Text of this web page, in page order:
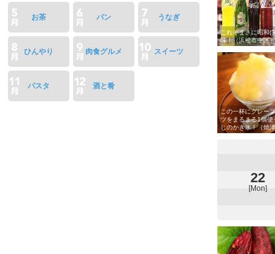
お茶 パン うなぎ
ひんやり 肉食グルメ スイーツ
パスタ 酒と肴
これぞまさに昭和(
味！（浜松市中区）
この一杯にグレー
ツをまるまる1個使
じのかき氷！（焼
22
[Mon]